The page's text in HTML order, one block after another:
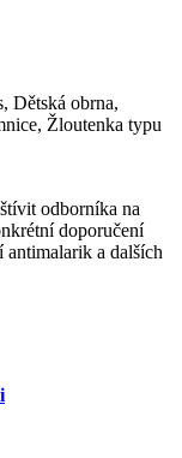
Dětská obrna,
Žloutenka typu
odborníka na
doporučení
a dalších